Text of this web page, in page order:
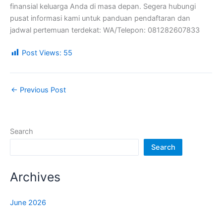
finansial keluarga Anda di masa depan. Segera hubungi
pusat informasi kami untuk panduan pendaftaran dan
jadwal pertemuan terdekat: WA/Telepon: 081282607833
Post Views: 55
← Previous Post
Search
Search
Archives
June 2026